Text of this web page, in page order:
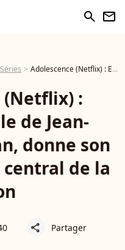
search newsletter
Adolescence (Netflix) : Experte, la fille de Jean-Jacques Goldman, donne son avis sur le sujet central de la fiction
(Netflix) :
de Jean-
donne son
de la
share Partager